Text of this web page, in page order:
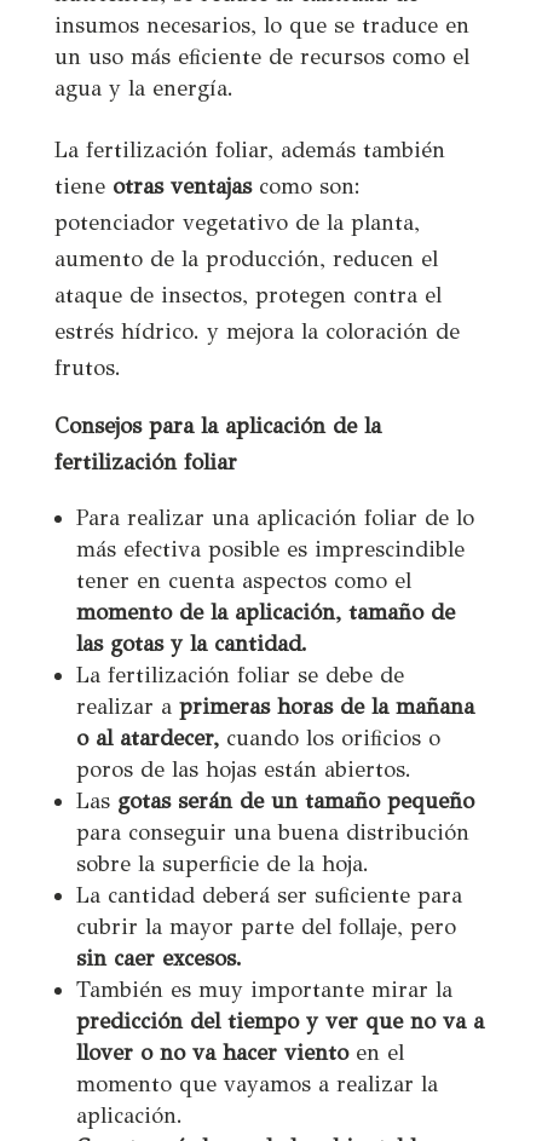
insumos necesarios, lo que se traduce en
un uso más eficiente de recursos como el
agua y la energía.
La fertilización foliar, además también
tiene otras ventajascomo son:
potenciador vegetativo de la planta,
aumento de la producción, reducen el
ataque de insectos, protegen contra el
estrés hídrico. y mejora la coloración de
frutos.
Consejos para la aplicación de la
fertilización foliar
Para realizar una aplicación foliar de lo
más efectiva posible es imprescindible
tener en cuenta aspectos como el
momento de la aplicación, tamaño de
las gotas y la cantidad.
La fertilización foliar se debe de
realizar a primeras horas de la mañana
o al atardecer,cuando los orificios o
poros de las hojas están abiertos.
Las gotas serán de un tamaño pequeño
para conseguir una buena distribución
sobre la superficie de la hoja.
La cantidad deberá ser suficiente para
cubrir la mayor parte del follaje, pero
sin caer excesos.
También es muy importante mirar la
predicción del tiempo y ver que no va a
llover o no va hacer vientoen el
momento que vayamos a realizar la
aplicación.